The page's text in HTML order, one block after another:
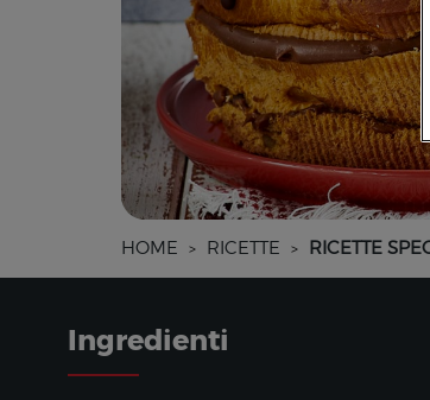
HOME > RICETTE > RICETTE
Ingredienti